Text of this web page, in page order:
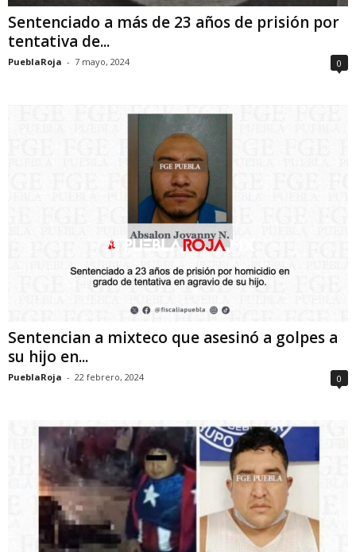
Sentenciado a más de 23 años de prisión por
tentativa de...
PueblaRoja - 7 mayo, 2024 0
Sentencian a mixteco que asesinó a golpes a
su hijo en...
PueblaRoja - 22 febrero, 2024 0